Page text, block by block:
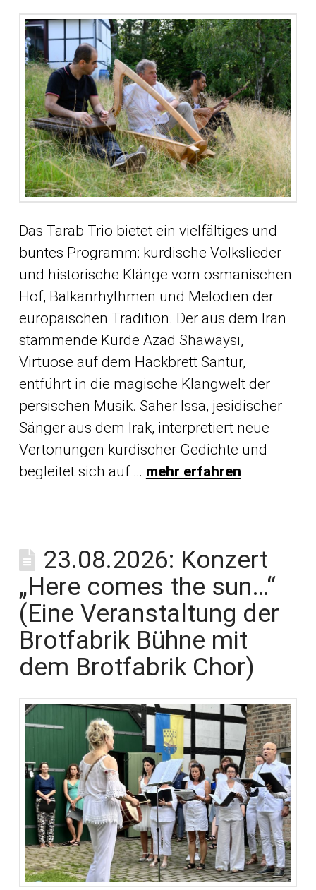
Das Tarab Trio bietet ein vielfältiges und
buntes Programm: kurdische Volkslieder
und historische Klänge vom osmanischen
Hof, Balkanrhythmen und Melodien der
europäischen Tradition. Der aus dem Iran
stammende Kurde Azad Shawaysi,
Virtuose auf dem Hackbrett Santur,
entführt in die magische Klangwelt der
persischen Musik. Saher Issa, jesidischer
Sänger aus dem Irak, interpretiert neue
Vertonungen kurdischer Gedichte und
begleitet sich auf … mehr erfahren
23.08.2026: Konzert
„Here comes the sun…“
(Eine Veranstaltung der
Brotfabrik Bühne mit
dem Brotfabrik Chor)